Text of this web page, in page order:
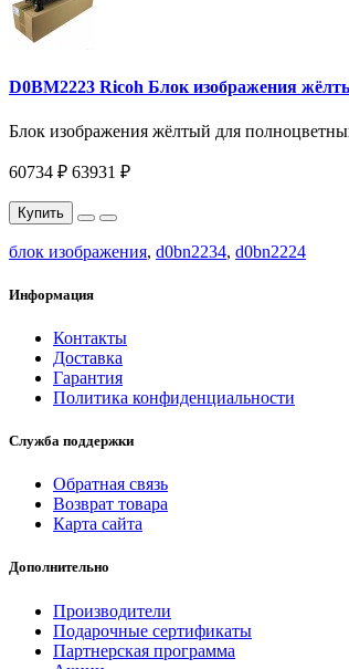
D0BM2223 Ricoh Блок изображения
Блок изображения жёлтый для
60734 ₽ 63931 ₽
Купить
блок изображения, d0bn2234, d0bn2224
Информация
Контакты
Доставка
Гарантия
Политика конфиденциальности
Служба поддержки
Обратная связь
Возврат товара
Карта сайта
Дополнительно
Производители
Подарочные сертификаты
Партнерская программа